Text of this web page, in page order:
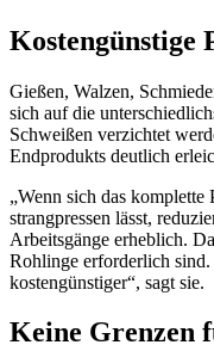
Kostengünstige
Gießen, Walzen,
sich auf die
Schweißen verzichtet
Endprodukts deutlich
„Wenn sich das
strangpressen lässt,
Arbeitsgänge erheblich.
Rohlinge erforderlich sind.
kostengünstiger“, sagt sie.
Keine Grenzen